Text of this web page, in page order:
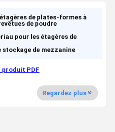
de plates-formes à
de poudre
pour les étagères de
stockage de mezzanine
produit PDF
Regardez plus